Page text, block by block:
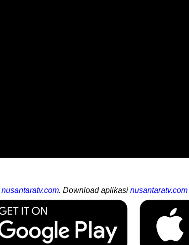
nusantaratv.com. Download aplikasi nusantaratv.com